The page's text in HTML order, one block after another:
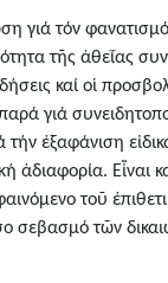
γιά τόν
τῆς ἀθεΐας
καί οἱ
γιά
τήν ἐξαφάνιση
ἀδιαφορία. Εἶναι
τοῦ
σεβασμό τῶν